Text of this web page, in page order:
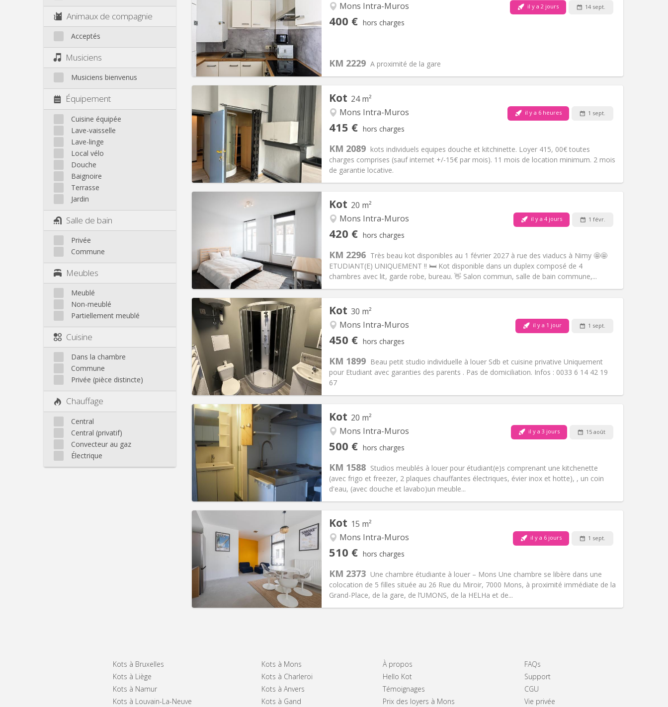
Animaux de compagnie
Acceptés
Musiciens
Musiciens bienvenus
Équipement
Cuisine équipée
Lave-vaisselle
Lave-linge
Local vélo
Douche
Baignoire
Terrasse
Jardin
Salle de bain
Privée
Commune
Meubles
Meublé
Non-meublé
Partiellement meublé
Cuisine
Dans la chambre
Commune
Privée (pièce distincte)
Chauffage
Central
Central (privatif)
Convecteur au gaz
Électrique
Mons Intra-Muros
400 € hors charges
il y a 2 jours 14 sept.
KM 2229 A proximité de la gare
Infos Pratiques
Loyer:400 €
50 €
Durée:12 mois
Aménagement
Superficie:12 m2
Animaux de compagnie:Non
Kot 24 m²
Mons Intra-Muros
415 € hors charges
il y a 6 heures 1 sept.
KM 2089 kots individuels equipes douche et kitchinette. Loyer 415, 00€ toutes
charges comprises (sauf internet +/-15€ par mois). 11 mois de location minimum. 2 mois
de garantie locative.
Infos Pratiques
Loyer:415 €
Charges: 15 €
11 mois
Domiciliation: Acceptée
Aménagement
Salle de bain:Privée
Superficie:24 m2
Atmosphère: Calme, chaleureuse,
Non-fumeur
Animaux de compagnie:Non
Kot 20 m²
Mons Intra-Muros
420 € hors charges
il y a 4 jours 1 févr.
KM 2296 Très beau kot disponibles au 1 février 2027 à rue des viaducs à Nimy 🤩🤩
ETUDIANT(E) UNIQUEMENT !! 🛏️ Kot disponible dans un duplex composé de 4
chambres avec lit, garde robe, bureau. 👋 Salon commun, salle de bain commune,...
Infos Pratiques
Loyer:420 €
Charges:90 €
12 mois, 11 mois
Acceptée
Aménagement
Salle de bain:Commune
Superficie:20 m2
Autre
Atmosphère:Communautaire,
Fumeur ok
Animaux de compagnie:Non
Kot 30 m²
Mons Intra-Muros
450 € hors charges
il y a 1 jour 1 sept.
KM 1899 Beau petit studio individuelle à louer Sdb et cuisine privative Uniquement
pour Etudiant avec garanties des parents . Pas de domiciliation. Infos : 0033 6 14 42 19
67
Infos Pratiques
Loyer: 450 €
Charges: 50 €
Durée: 12 mois
Domiciliation:Non
Salle de bain:Privée
Superficie:30 m2
Atmosphère:Studieuse
Animaux de compagnie:Non
Kot 20 m²
Mons Intra-Muros
500 € hors charges
il y a 3 jours 15 août
KM 1588 Studios meublés à louer pour étudiant(e)s comprenant une kitchenette
(avec frigo et freezer, 2 plaques chauffantes électriques, évier inox et hotte), , un coin
d'eau, (avec douche et lavabo)un meuble...
Infos Pratiques
Loyer:500 €
Charges: 150 €
Durée:12 mois, 11 mois
Domiciliation: Acceptée
Aménagement
Salle de bain:Privée
Superficie:20 m2
Atmosphère:Chaleureuse,
Non-fumeur
Animaux de compagnie:Non
Kot 15 m²
Mons Intra-Muros
510 € hors charges
il y a 6 jours 1 sept.
KM 2373 Une chambre étudiante à louer – Mons Une chambre se libère dans une
colocation de 5 filles située au 26 Rue du Miroir, 7000 Mons, à proximité immédiate de la
Grand-Place, de la gare, de l’UMONS, de la HELHa et de...
Infos Pratiques
510 €
Charges: 43 €
Durée:
Domiciliation: Acceptée
Aménagement
Salle de bain:Privée
Superficie:15 m2
Autre
Atmosphère:Calme, chaleureuse
Animaux de compagnie:Non
Kots à Bruxelles
Kots à Liège
Kots à Namur
Kots à Louvain-La-Neuve
Kots à Mons
Kots à Charleroi
Kots à Anvers
Kots à Gand
À propos
Hello Kot
Témoignages
Prix des loyers à Mons
FAQs
Support
CGU
Vie privée